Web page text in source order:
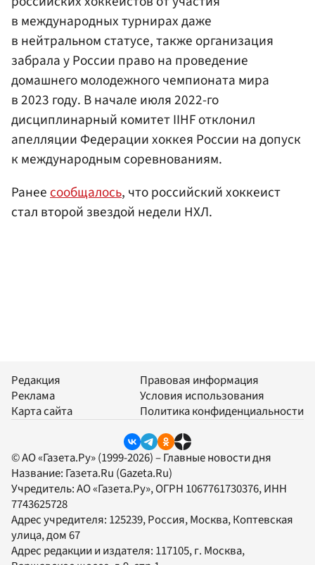
в международных турнирах даже
в нейтральном статусе, также организация
забрала у России право на проведение
домашнего молодежного чемпионата мира
в 2023 году. В начале июля 2022-го
дисциплинарный комитет IIHF отклонил
апелляции Федерации хоккея России на допуск
к международным соревнованиям.
Ранеесообщалось, что российский хоккеист
стал второй звездой недели НХЛ.
Редакция
Реклама
Карта сайта
Правовая информация
Условия использования
Политика конфиденциальности
© АО «Газета.Ру» (1999-2026) – Главные новости дня
Название: Газета.Ru (Gazeta.Ru)
Учредитель:АО «Газета.Ру», ОГРН 1067761730376, ИНН
7743625728
Адрес учредителя: 125239, Россия, Москва, Коптевская
улица, дом 67
Адрес редакции и издателя: 117105, г. Москва,